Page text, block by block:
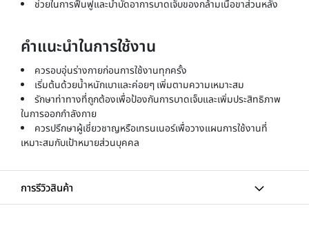
ช่วยในการฟื้นฟูและบำบัดอาการบาดเจ็บของกล้ามเนื้อขาส่วนหลัง
คำแนะนำในการใช้งาน
ควรอบอุ่นร่างกายก่อนการใช้งานทุกครั้ง
เริ่มต้นด้วยน้ำหนักเบาและค่อยๆ เพิ่มตามความเหมาะสม
รักษาท่าทางที่ถูกต้องเพื่อป้องกันการบาดเจ็บและเพิ่มประสิทธิภาพ
ในการออกกำลังกาย
ควรปรึกษาผู้เชี่ยวชาญหรือเทรนเนอร์เพื่อวางแผนการใช้งานที่
เหมาะสมกับเป้าหมายส่วนบุคคล
การรีวิวสินค้า